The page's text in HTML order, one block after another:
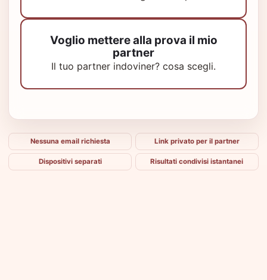
Voglio mettere alla prova il mio
partner
Il tuo partner indoviner? cosa scegli.
Nessuna email richiesta Link privato per il partner
Dispositivi separati Risultati condivisi istantanei